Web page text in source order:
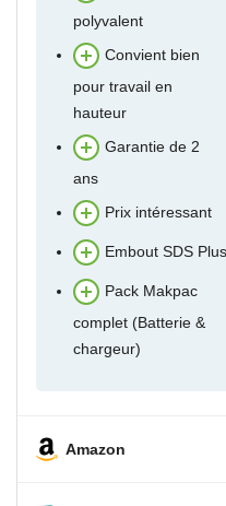
polyvalent
Convient bien
pour travail en
hauteur
Garantie de 2
ans
Prix intéressant
Embout SDS Plus
Pack Makpac
complet (Batterie &
chargeur)
Amazon